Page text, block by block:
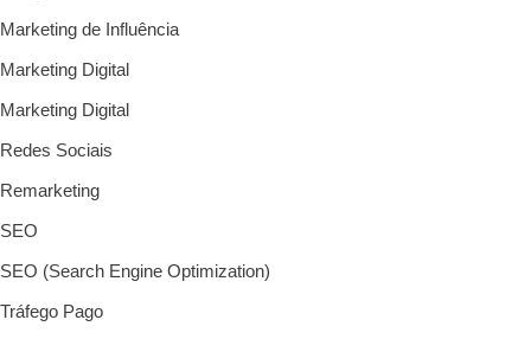
Marketing de Influência
Marketing Digital
Marketing Digital
Redes Sociais
Remarketing
SEO
SEO (Search Engine Optimization)
Tráfego Pago